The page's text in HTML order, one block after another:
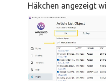
Häkchen angezeigt